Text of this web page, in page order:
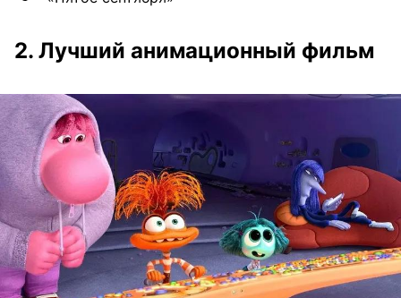
2. Лучший анимационный фильм